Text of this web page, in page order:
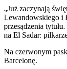
„Już zaczynają
Lewandowskiego i
przesądzenia
na El Sadar:
Na czerwonym
Barcelonę.